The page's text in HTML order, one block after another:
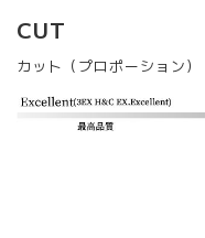
CUT
カット（プロポーション）